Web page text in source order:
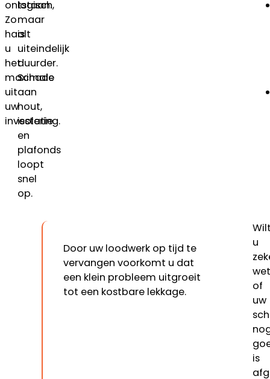
ontstaan.
Zo
haalt
u
het
maximale
uit
uw
investering.
logisch,
maar
is
uiteindelijk
duurder.
Schade
aan
hout,
isolatie
en
plafonds
loopt
snel
op.
Door uw loodwerk op tijd te
vervangen voorkomt u dat
een klein probleem uitgroeit
tot een kostbare lekkage.
u
of
uw
is